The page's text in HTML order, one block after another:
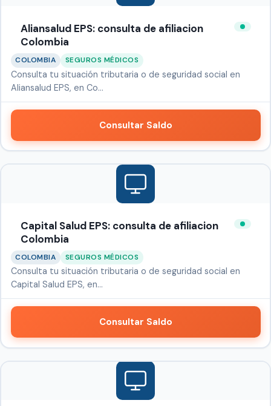
Aliansalud EPS: consulta de afiliacion
Colombia
COLOMBIA SEGUROS MÉDICOS
Consulta tu situación tributaria o de seguridad social en
Aliansalud EPS, en Co…
Consultar Saldo
Capital Salud EPS: consulta de afiliacion
Colombia
COLOMBIA SEGUROS MÉDICOS
Consulta tu situación tributaria o de seguridad social en
Capital Salud EPS, en…
Consultar Saldo